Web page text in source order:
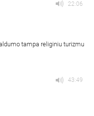
22:06
tampa religiniu turizmu
43:49